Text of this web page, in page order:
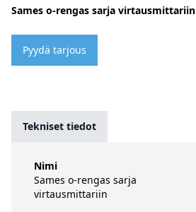
Sames o-rengas sarja virtausmittariin
Pyydä tarjous
Tekniset tiedot
Nimi
Sames o-rengas sarja
virtausmittariin